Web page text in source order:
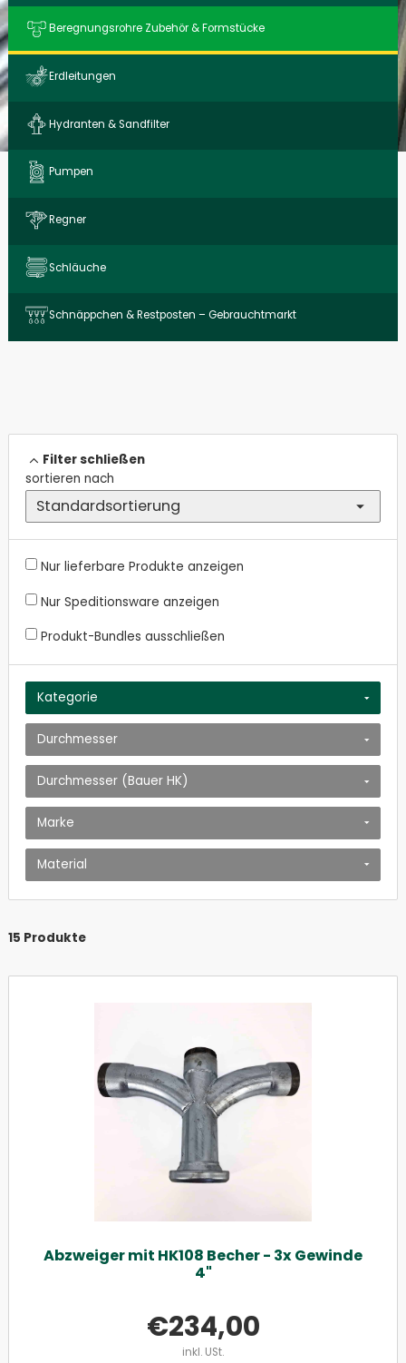
Beregnungs­rohre Zubehör & Form­stücke
Erdleitungen
Hydranten & Sandfilter
Pumpen
Regner
Schläuche
Schnäppchen & Restposten – Gebrauchtmarkt
Sonstiges
Filter schließen
sortieren nach
Nur lieferbare Produkte anzeigen
Nur Speditionsware anzeigen
Produkt-Bundles ausschließen
Kategorie
Durchmesser
Durchmesser (Bauer HK)
Marke
Material
15 Produkte
Abzweiger mit HK108 Becher - 3x Gewinde
4"
€234,00
inkl. USt.